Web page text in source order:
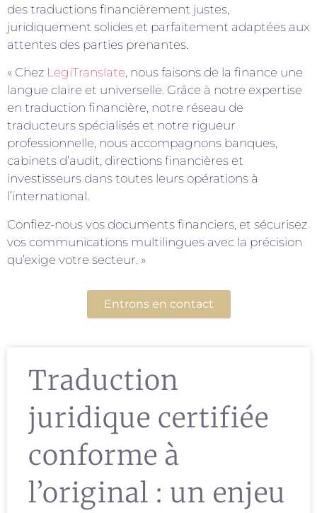
des traductions financièrement justes,
juridiquement solides et parfaitement adaptées aux
attentes des parties prenantes.
« Chez LegiTranslate, nous faisons de la finance une
langue claire et universelle. Grâce à notre expertise
en traduction financière, notre réseau de
traducteurs spécialisés et notre rigueur
professionnelle, nous accompagnons banques,
cabinets d’audit, directions financières et
investisseurs dans toutes leurs opérations à
l’international.
Confiez-nous vos documents financiers, et sécurisez
vos communications multilingues avec la précision
qu’exige votre secteur. »
Entrons en contact
Traduction
juridique certifiée
conforme à
l’original : un enjeu